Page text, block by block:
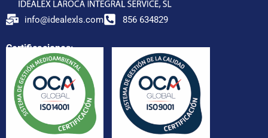
info@idealexls.com 856 634829
Certificaciones: